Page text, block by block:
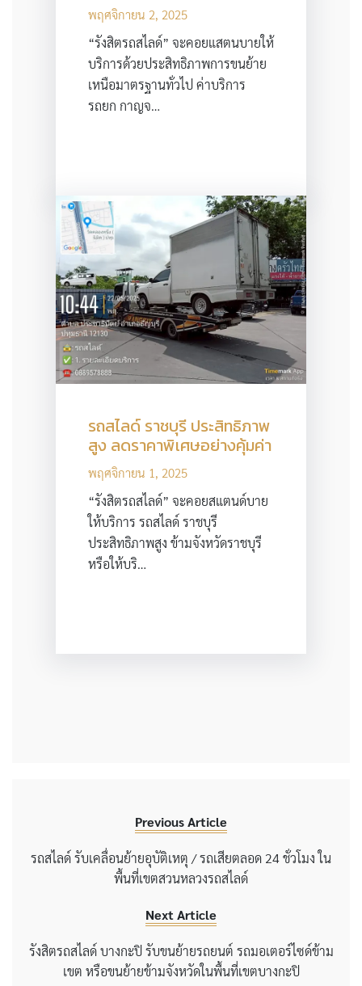
พฤศจิกายน 2, 2025
“รังสิตรถสไลด์” จะคอยแสตนบายให้
บริการด้วยประสิทธิภาพการขนย้าย
เหนือมาตรฐานทั่วไป ค่าบริการ
รถยก กาญจ…
รถสไลด์ ราชบุรี ประสิทธิภาพ
สูง ลดราคาพิเศษอย่างคุ้มค่า
พฤศจิกายน 1, 2025
“รังสิตรถสไลด์” จะคอยสแตนด์บาย
ให้บริการ รถสไลด์ ราชบุรี
ประสิทธิภาพสูง ข้ามจังหวัดราชบุรี
หรือให้บริ…
Previous Article
รถสไลด์ รับเคลื่อนย้ายอุบัติเหตุ / รถเสียตลอด 24 ชั่วโมง ใน
พื้นที่เขตสวนหลวงรถสไลด์
Next Article
รังสิตรถสไลด์ บางกะปิ รับขนย้ายรถยนต์ รถมอเตอร์ไซด์ข้าม
เขต หรือขนย้ายข้ามจังหวัดในพื้นที่เขตบางกะปิ